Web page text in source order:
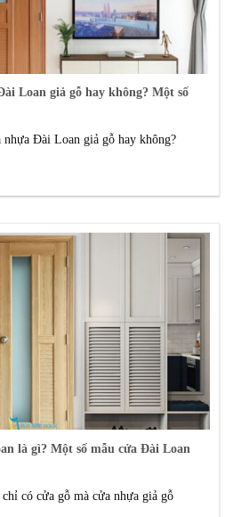
Loan giả gỗ hay không? Một số
nhựa Đài Loan giả gỗ hay không?
là gì? Một số mẫu cửa Đài Loan
có cửa gỗ mà cửa nhựa giả gỗ